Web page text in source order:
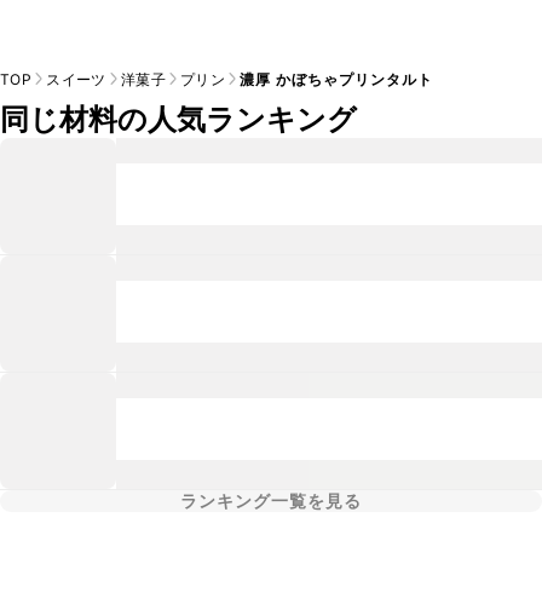
TOP スイーツ 洋菓子 プリン 濃厚 かぼちゃプリンタルト
同じ材料の人気ランキング
ランキング一覧を見る